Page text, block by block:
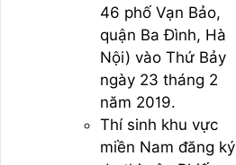
46 phố Vạn Bảo,
quận Ba Đình, Hà
Nội) vào Thứ Bảy
ngày 23 tháng 2
năm 2019.
Thí sinh khu vực
miền Nam đăng ký